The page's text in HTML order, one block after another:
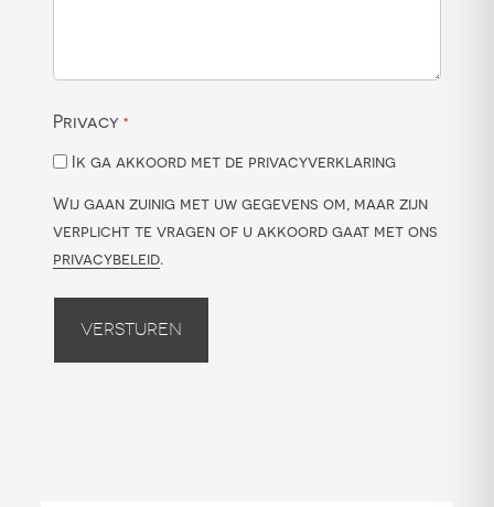
Privacy *
Ik ga akkoord met de privacyverklaring
Wij gaan zuinig met uw gegevens om, maar zijn
verplicht te vragen of u akkoord gaat met ons
privacybeleid.
Versturen